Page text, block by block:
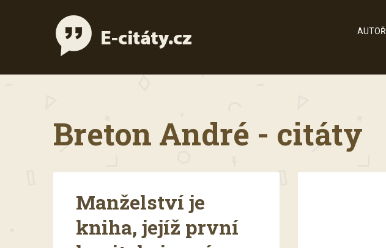
AUTOŘI
Breton André - citáty
Manželství je
kniha, jejíž první